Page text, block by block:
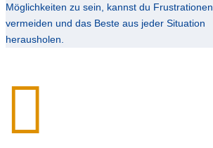
Möglichkeiten zu sein, kannst du Frustrationen
vermeiden und das Beste aus jeder Situation
herausholen.
